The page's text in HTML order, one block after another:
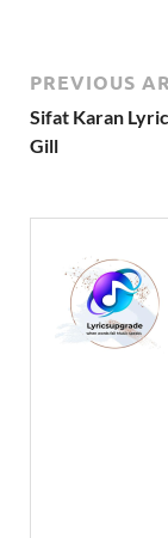
PREVIOUS
Sifat Karan
Gill